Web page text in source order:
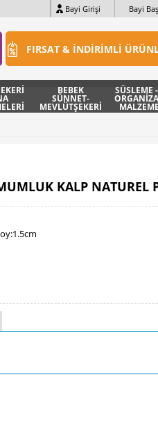
Bayi Girişi Bayi
FIRSAT & İNDİRİMLİ
BEBEK
SÜNNET-
MEVLÜTŞEKERİ
SÜSLEME
KALP NATUREL